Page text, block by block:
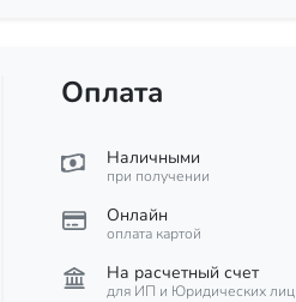
Оплата
Наличными
при получении
Онлайн
оплата картой
На расчетный счет
для ИП и Юридических лиц